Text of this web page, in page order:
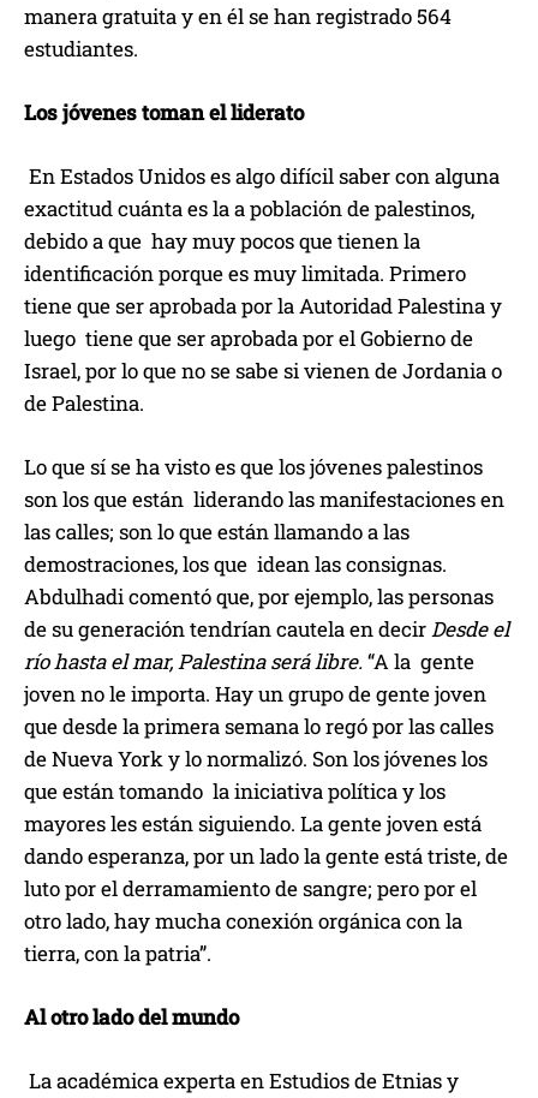
manera gratuita y en él se han registrado 564
estudiantes.
Los jóvenes toman el liderato
En Estados Unidos es algo difícil saber con alguna
exactitud cuánta es la a población de palestinos,
debido a que hay muy pocos que tienen la
identificación porque es muy limitada. Primero
tiene que ser aprobada por la Autoridad Palestina y
luego tiene que ser aprobada por el Gobierno de
Israel, por lo que no se sabe si vienen de Jordania o
de Palestina.
Lo que sí se ha visto es que los jóvenes palestinos
son los que están liderando las manifestaciones en
las calles; son lo que están llamando a las
demostraciones, los que idean las consignas.
Abdulhadi comentó que, por ejemplo, las personas
de su generación tendrían cautela en decirDesde el
río hasta el mar, Palestina será libre.“A la gente
joven no le importa. Hay un grupo de gente joven
que desde la primera semana lo regó por las calles
de Nueva York y lo normalizó. Son los jóvenes los
que están tomando la iniciativa política y los
mayores les están siguiendo. La gente joven está
dando esperanza, por un lado la gente está triste, de
luto por el derramamiento de sangre; pero por el
otro lado, hay mucha conexión orgánica con la
tierra, con la patria”.
Al otro lado del mundo
La académica experta en Estudios de Etnias y